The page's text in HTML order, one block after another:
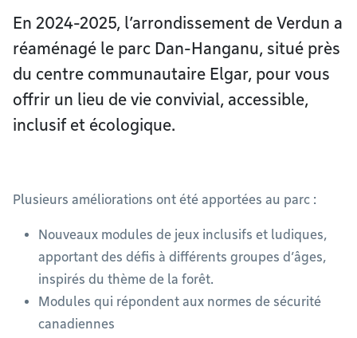
En 2024-2025, l’arrondissement de Verdun a
réaménagé le parc Dan-Hanganu, situé près
du centre communautaire Elgar, pour vous
offrir un lieu de vie convivial, accessible,
inclusif et écologique.
Plusieurs améliorations ont été apportées au parc :
Nouveaux modules de jeux inclusifs et ludiques,
apportant des défis à différents groupes d’âges,
inspirés du thème de la forêt.
Modules qui répondent aux normes de sécurité
canadiennes